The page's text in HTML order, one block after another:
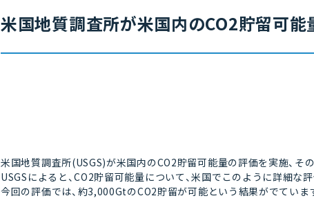
米国地質調査所が米国内のCO2貯留可
米国地質調査所(USGS)が米国内のCO2貯留可能量の評価を実施、そ
USGSによると、CO2貯留可能量について、米国でこのように詳細な
今回の評価では、約3,000GtのCO2貯留が可能という結果がでていま